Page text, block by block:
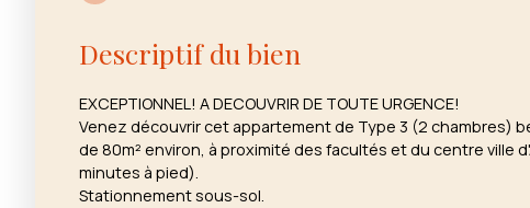
Descriptif du bien
EXCEPTIONNEL! A DECOUVRIR DE TOUTE URGENCE!
Venez découvrir cet appartement de Type 3 (2 chambres)
de 80m² environ, à proximité des facultés et du centre ville
minutes à pied).
Stationnement sous-sol.